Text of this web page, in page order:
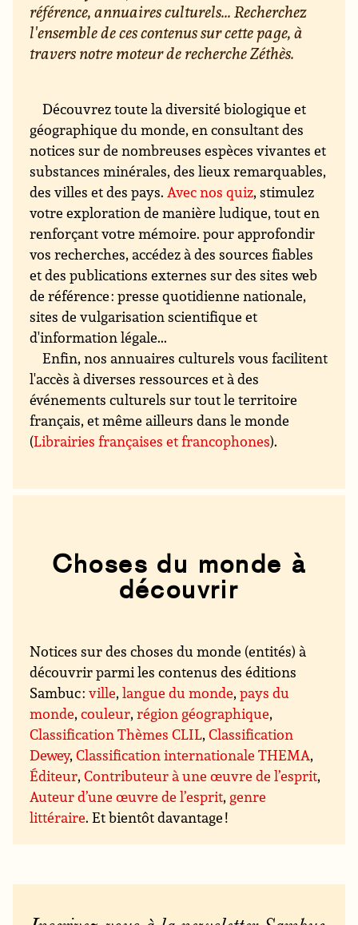
référence, annuaires culturels... Recherchez
l'ensemble de ces contenus sur cette page, à
travers notre moteur de recherche Zéthès.
Découvrez toute la diversité biologique et
géographique du monde, en consultant des
notices sur de nombreuses espèces vivantes et
substances minérales, des lieux remarquables,
des villes et des pays.Avec nos quiz, stimulez
votre exploration de manière ludique, tout en
renforçant votre mémoire. pour approfondir
vos recherches, accédez à des sources fiables
et des publications externes sur des sites web
de référence : presse quotidienne nationale,
sites de vulgarisation scientifique et
d'information légale...
Enfin, nos annuaires culturels vous facilitent
l'accès à diverses ressources et à des
événements culturels sur tout le territoire
français, et même ailleurs dans le monde
(Librairies françaises et francophones).
Choses du monde à
découvrir
Notices sur des choses du monde (entités) à
découvrir parmi les contenus des éditions
Sambuc :ville,langue du monde,pays du
monde,couleur,région géographique,
Classification Thèmes CLIL,Classification
Dewey,Classification internationale THEMA,
Éditeur,Contributeur à une œuvre de l’esprit,
Auteur d’une œuvre de l’esprit, genre
littéraire. Et bientôt davantage !